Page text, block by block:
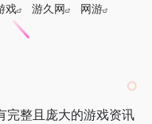
戏 游久网 网游
完整且庞大的游戏资讯